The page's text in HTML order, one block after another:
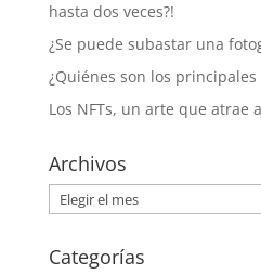
hasta dos veces?!
¿Se puede subastar una
¿Quiénes son los principales
Los NFTs, un arte que atrae
Archivos
Archivos
Categorías